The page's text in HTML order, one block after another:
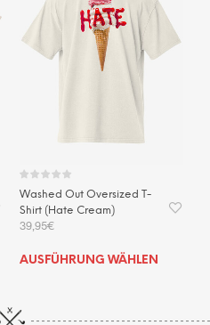
Produkt
Varianten
Washed Out Oversized T-
Shirt (Hate Cream)
39,95€
AUSFÜHRUNG WÄHLEN